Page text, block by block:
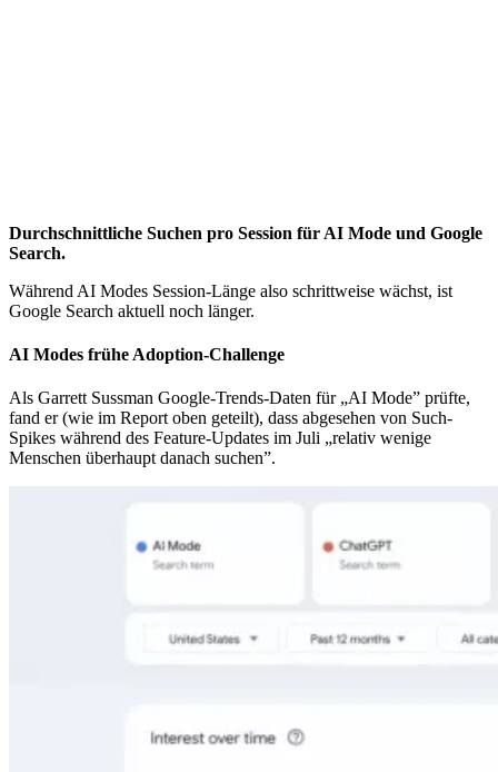
Durchschnittliche Suchen pro Session für AI Mode und Google
Search.
Während AI Modes Session-Länge also schrittweise wächst, ist
Google Search aktuell noch länger.
AI Modes frühe Adoption-Challenge
Als Garrett Sussman Google-Trends-Daten für „AI Mode” prüfte,
fand er (wie im Report oben geteilt), dass abgesehen von Such-
Spikes während des Feature-Updates im Juli „relativ wenige
Menschen überhaupt danach suchen”.